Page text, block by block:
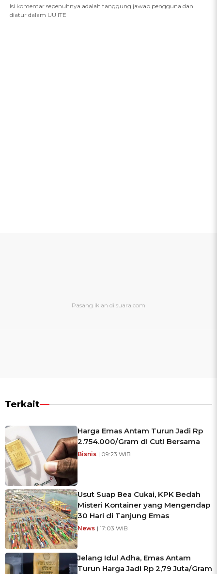
Isi komentar sepenuhnya adalah tanggung jawab pengguna dan
diatur dalam UU ITE
Terkait
Harga Emas Antam Turun Jadi Rp
2.754.000/Gram di Cuti Bersama
Bisnis | 09:23 WIB
Usut Suap Bea Cukai, KPK Bedah
Misteri Kontainer yang Mengendap
30 Hari di Tanjung Emas
News | 17:03 WIB
Jelang Idul Adha, Emas Antam
Turun Harga Jadi Rp 2,79 Juta/Gram